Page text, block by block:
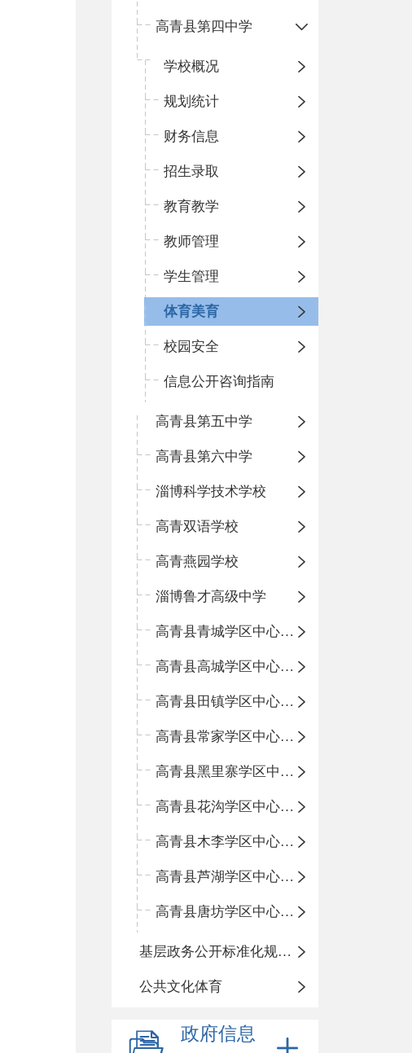
高青县第四中学
学校概况
规划统计
财务信息
招生录取
教育教学
教师管理
学生管理
体育美育
校园安全
信息公开咨询指南
高青县第五中学
高青县第六中学
淄博科学技术学校
高青双语学校
高青燕园学校
淄博鲁才高级中学
高青县青城学区中心小学
高青县高城学区中心小学
高青县田镇学区中心小学
高青县常家学区中心小学
高青县黑里寨学区中心小学
高青县花沟学区中心小学
高青县木李学区中心小学
高青县芦湖学区中心小学
高青县唐坊学区中心小学
基层政务公开标准化规范化
公共文化体育
政府信息